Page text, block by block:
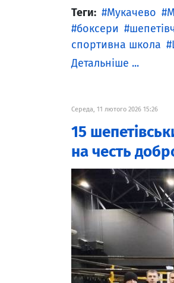
Теги: Мукачево
боксери
спортивна школа
Детальніше ...
Середа, 11 лютого 2026 15:26
15
на честь